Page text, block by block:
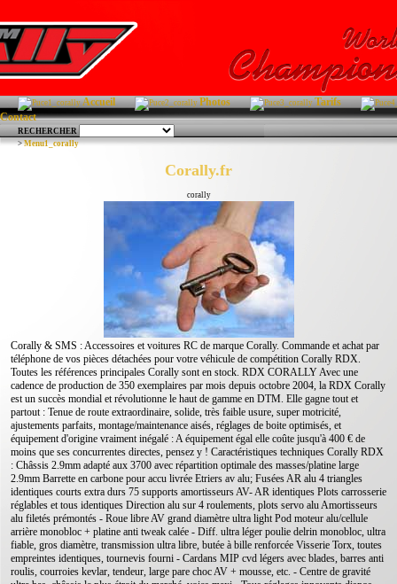
Accueil Photos
Tarifs
Contact
RECHERCHER
>Menu1_corally
Corally.fr
corally
Corally & SMS : Accessoires et voitures RC de marque Corally. Commande et achat par
téléphone de vos pièces détachées pour votre véhicule de compétition Corally RDX.
Toutes les références principales Corally sont en stock. RDX CORALLY Avec une
cadence de production de 350 exemplaires par mois depuis octobre 2004, la RDX Corally
est un succès mondial et révolutionne le haut de gamme en DTM. Elle gagne tout et
partout : Tenue de route extraordinaire, solide, très faible usure, super motricité,
ajustements parfaits, montage/maintenance aisés, réglages de boite optimisés, et
équipement d'origine vraiment inégalé : A équipement égal elle coûte jusqu'à 400 € de
moins que ses concurrentes directes, pensez y ! Caractéristiques techniques Corally RDX
: Châssis 2.9mm adapté aux 3700 avec répartition optimale des masses/platine large
2.9mm Barrette en carbone pour accu livrée Etriers av alu; Fusées AR alu 4 triangles
identiques courts extra durs 75 supports amortisseurs AV- AR identiques Plots carrosserie
réglables et tous identiques Direction alu sur 4 roulements, plots servo alu Amortisseurs
alu filetés prémontés - Roue libre AV grand diamètre ultra light Pod moteur alu/cellule
arrière monobloc + platine anti tweak calée - Diff. ultra léger poulie delrin monobloc, ultra
fiable, gros diamètre, transmission ultra libre, butée à bille renforcée Visserie Torx, toutes
empreintes identiques, tournevis fourni - Cardans MIP cvd légers avec blades, barres anti
roulis, courroies kevlar, tendeur, large pare choc AV + mousse, etc. - Centre de gravité